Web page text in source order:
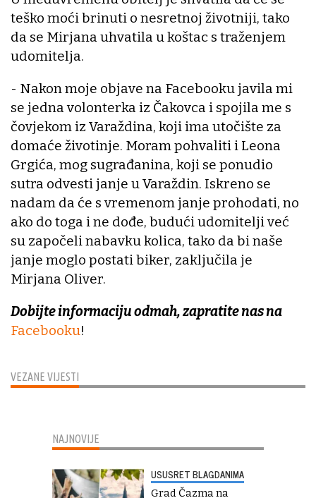
VEZANE VIJESTI
teško moći brinuti o nesretnoj životniji, tako
da se Mirjana uhvatila u koštac s traženjem
udomitelja.
- Nakon moje objave na Facebooku javila mi
se jedna volonterka iz Čakovca i spojila me s
čovjekom iz Varaždina, koji ima utočište za
domaće životinje. Moram pohvaliti i Leona
Grgića, mog sugrađanina, koji se ponudio
sutra odvesti janje u Varaždin. Iskreno se
nadam da će s vremenom janje prohodati, no
ako do toga i ne dođe, budući udomitelji već
su započeli nabavku kolica, tako da bi naše
janje moglo postati biker, zaključila je
Mirjana Oliver.
Dobijte informaciju odmah, zapratite nas na
Facebooku!
NAJNOVIJE
USUSRET BLAGDANIMA
Grad Čazma na